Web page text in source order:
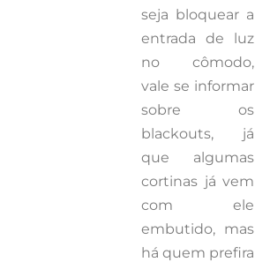
seja bloquear a
entrada de luz
no cômodo,
vale se informar
sobre os
blackouts, já
que algumas
cortinas já vem
com ele
embutido, mas
há quem prefira